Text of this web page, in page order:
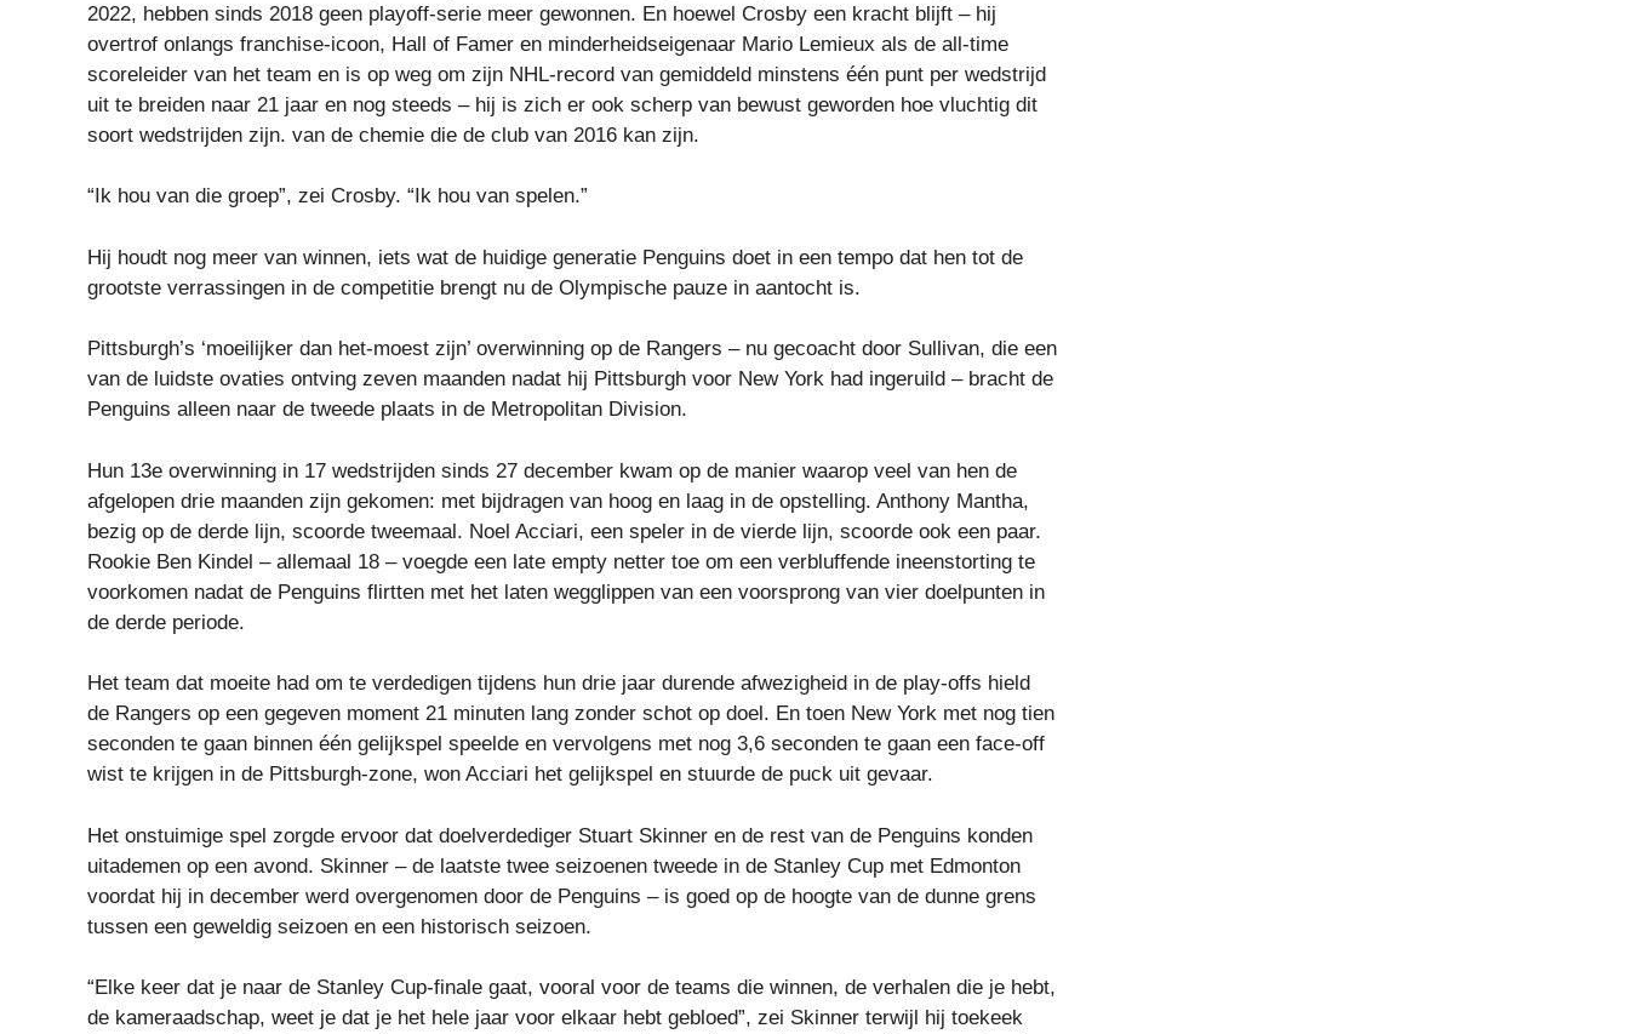
2022, hebben sinds 2018 geen playoff-serie meer gewonnen. En hoewel Crosby een kracht blijft – hij
overtrof onlangs franchise-icoon, Hall of Famer en minderheidseigenaar Mario Lemieux als de all-time
scoreleider van het team en is op weg om zijn NHL-record van gemiddeld minstens één punt per wedstrijd
uit te breiden naar 21 jaar en nog steeds – hij is zich er ook scherp van bewust geworden hoe vluchtig dit
soort wedstrijden zijn. van de chemie die de club van 2016 kan zijn.
“Ik hou van die groep”, zei Crosby. “Ik hou van spelen.”
Hij houdt nog meer van winnen, iets wat de huidige generatie Penguins doet in een tempo dat hen tot de
grootste verrassingen in de competitie brengt nu de Olympische pauze in aantocht is.
Pittsburgh’s ‘moeilijker dan het-moest zijn’ overwinning op de Rangers – nu gecoacht door Sullivan, die een
van de luidste ovaties ontving zeven maanden nadat hij Pittsburgh voor New York had ingeruild – bracht de
Penguins alleen naar de tweede plaats in de Metropolitan Division.
Hun 13e overwinning in 17 wedstrijden sinds 27 december kwam op de manier waarop veel van hen de
afgelopen drie maanden zijn gekomen: met bijdragen van hoog en laag in de opstelling. Anthony Mantha,
bezig op de derde lijn, scoorde tweemaal. Noel Acciari, een speler in de vierde lijn, scoorde ook een paar.
Rookie Ben Kindel – allemaal 18 – voegde een late empty netter toe om een ​​verbluffende ineenstorting te
voorkomen nadat de Penguins flirtten met het laten wegglippen van een voorsprong van vier doelpunten in
de derde periode.
Het team dat moeite had om te verdedigen tijdens hun drie jaar durende afwezigheid in de play-offs hield
de Rangers op een gegeven moment 21 minuten lang zonder schot op doel. En toen New York met nog tien
seconden te gaan binnen één gelijkspel speelde en vervolgens met nog 3,6 seconden te gaan een face-off
wist te krijgen in de Pittsburgh-zone, won Acciari het gelijkspel en stuurde de puck uit gevaar.
Het onstuimige spel zorgde ervoor dat doelverdediger Stuart Skinner en de rest van de Penguins konden
uitademen op een avond. Skinner – de laatste twee seizoenen tweede in de Stanley Cup met Edmonton
voordat hij in december werd overgenomen door de Penguins – is goed op de hoogte van de dunne grens
tussen een geweldig seizoen en een historisch seizoen.
“Elke keer dat je naar de Stanley Cup-finale gaat, vooral voor de teams die winnen, de verhalen die je hebt,
de kameraadschap, weet je dat je het hele jaar voor elkaar hebt gebloed”, zei Skinner terwijl hij toekeek